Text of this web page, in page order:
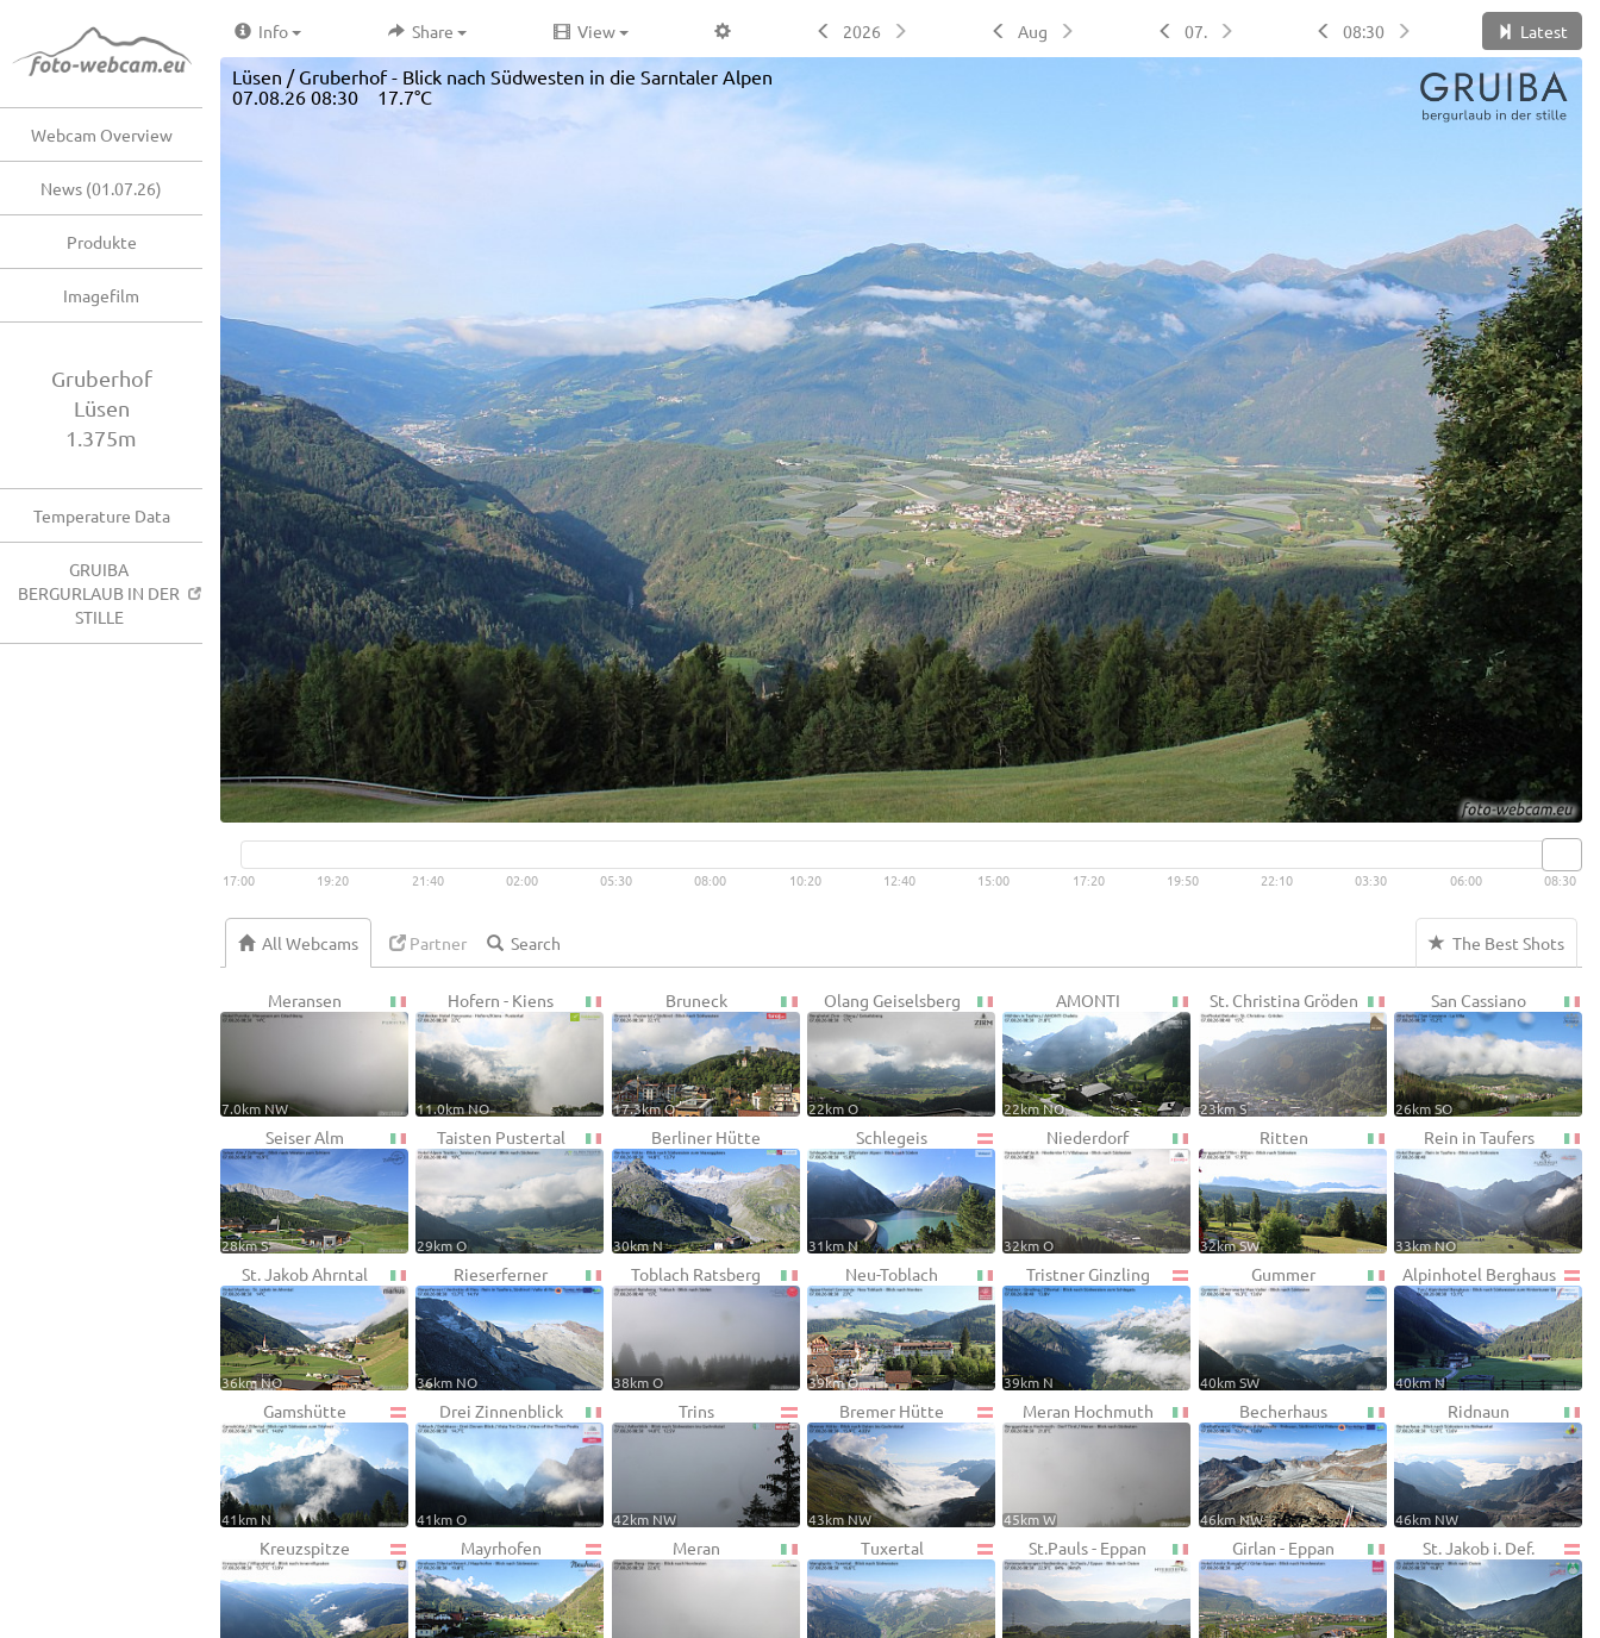
Webcam Overview
News (01.07.26)
Produkte
Imagefilm
Gruberhof
Lüsen
1.375m
Temperature Data
GRUIBA
BERGURLAUB IN DER
STILLE
Info Share View 2026 Aug 07. 08:30 Latest
Lüsen / Gruberhof - Blick nach Südwesten in die Sarntaler Alpen
07.08.26 08:30 17.7°C
Live video available → View
17:00 19:20 21:40 02:00 05:30 08:00 10:20 12:40 15:00 17:20 19:50 22:10 03:30 06:00 08:30
All Webcams The Best Shots
Partner
Meransen
7.0km NW
Hofern - Kiens
11.0km NO
Bruneck
17.3km O
Olang Geiselsberg
22km O
AMONTI
22km NO
St. Christina Gröden
23km S
San Cassiano
26km SO
Seiser Alm
28km S
Taisten Pustertal
29km O
Berliner Hütte
30km N
Schlegeis
31km N
Niederdorf
32km O
Ritten
32km SW
Rein in Taufers
33km NO
St. Jakob Ahrntal
36km NO
Rieserferner
36km NO
Toblach Ratsberg
38km O
Neu-Toblach
39km O
Tristner Ginzling
39km N
Gummer
40km SW
Alpinhotel Berghaus
40km N
Gamshütte
41km N
Drei Zinnenblick
41km O
Trins
42km NW
Bremer Hütte
43km NW
Meran Hochmuth
45km W
Becherhaus
46km NW
Ridnaun
46km NW
Kreuzspitze Mayrhofen Meran Tuxertal St.Pauls - Eppan Girlan - Eppan St. Jakob i. Def.